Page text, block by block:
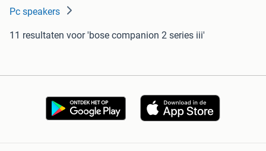
Pc speakers
11 resultaten voor 'bose companion 2 series iii'